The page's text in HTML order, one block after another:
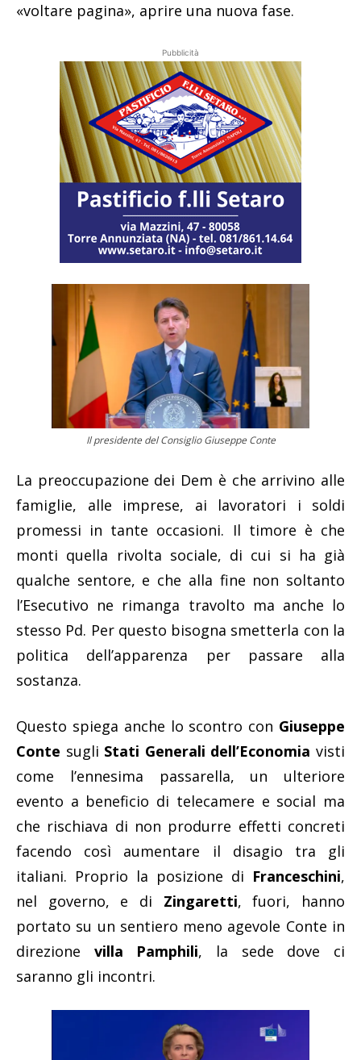
«voltare pagina», aprire una nuova fase.
Pubblicità
Il presidente del Consiglio Giuseppe Conte
La preoccupazione dei Dem è che arrivino alle
famiglie, alle imprese, ai lavoratori i soldi
promessi in tante occasioni. Il timore è che
monti quella rivolta sociale, di cui si ha già
qualche sentore, e che alla fine non soltanto
l’Esecutivo ne rimanga travolto ma anche lo
stesso Pd. Per questo bisogna smetterla con la
politica dell’apparenza per passare alla
sostanza.
Questo spiega anche lo scontro con Giuseppe
Conte sugli Stati Generali dell’Economia visti
come l’ennesima passarella, un ulteriore
evento a beneficio di telecamere e social ma
che rischiava di non produrre effetti concreti
facendo così aumentare il disagio tra gli
italiani. Proprio la posizione di Franceschini,
nel governo, e di Zingaretti, fuori, hanno
portato su un sentiero meno agevole Conte in
direzione villa Pamphili, la sede dove ci
saranno gli incontri.